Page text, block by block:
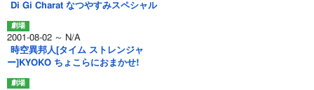
Di Gi Charat なつやすみスペシャル
2001-08-02 ～ N/A
時空異邦人[タイム ストレンジャ
ー]KYOKO ちょこらにおまかせ!